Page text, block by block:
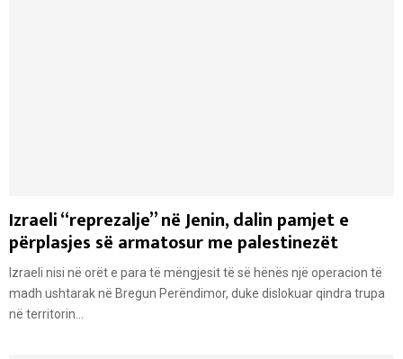
Izraeli “reprezalje” në Jenin, dalin pamjet e
përplasjes së armatosur me palestinezët
Izraeli nisi në orët e para të mëngjesit të së hënës një operacion të
madh ushtarak në Bregun Perëndimor, duke dislokuar qindra trupa
në territorin...